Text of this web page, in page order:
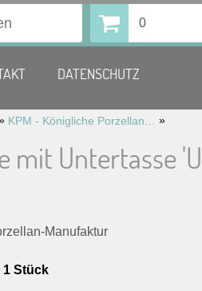
0
DATENSCHUTZ
»
mit Untertasse
Manufaktur
1 Stück